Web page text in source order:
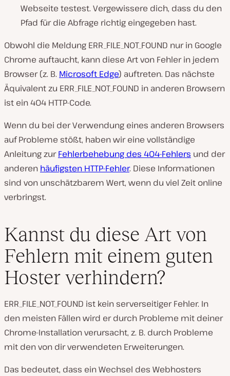
Webseite testest. Vergewissere dich, dass du den
Pfad für die Abfrage richtig eingegeben hast.
Obwohl die Meldung ERR_FILE_NOT_FOUND nur in Google
Chrome auftaucht, kann diese Art von Fehler in jedem
Browser (z. B. Microsoft Edge) auftreten. Das nächste
Äquivalent zu ERR_FILE_NOT_FOUND in anderen Browsern
ist ein 404 HTTP-Code.
Wenn du bei der Verwendung eines anderen Browsers
auf Probleme stößt, haben wir eine vollständige
Anleitung zurFehlerbehebung des 404-Fehlers und der
anderen häufigsten HTTP-Fehler. Diese Informationen
sind von unschätzbarem Wert, wenn du viel Zeit online
verbringst.
Kannst du diese Art von
Fehlern mit einem guten
Hoster verhindern?
ERR_FILE_NOT_FOUND ist kein serverseitiger Fehler. In
den meisten Fällen wird er durch Probleme mit deiner
Chrome-Installation verursacht, z. B. durch Probleme
mit den von dir verwendeten Erweiterungen.
Das bedeutet, dass ein Wechsel des Webhosters